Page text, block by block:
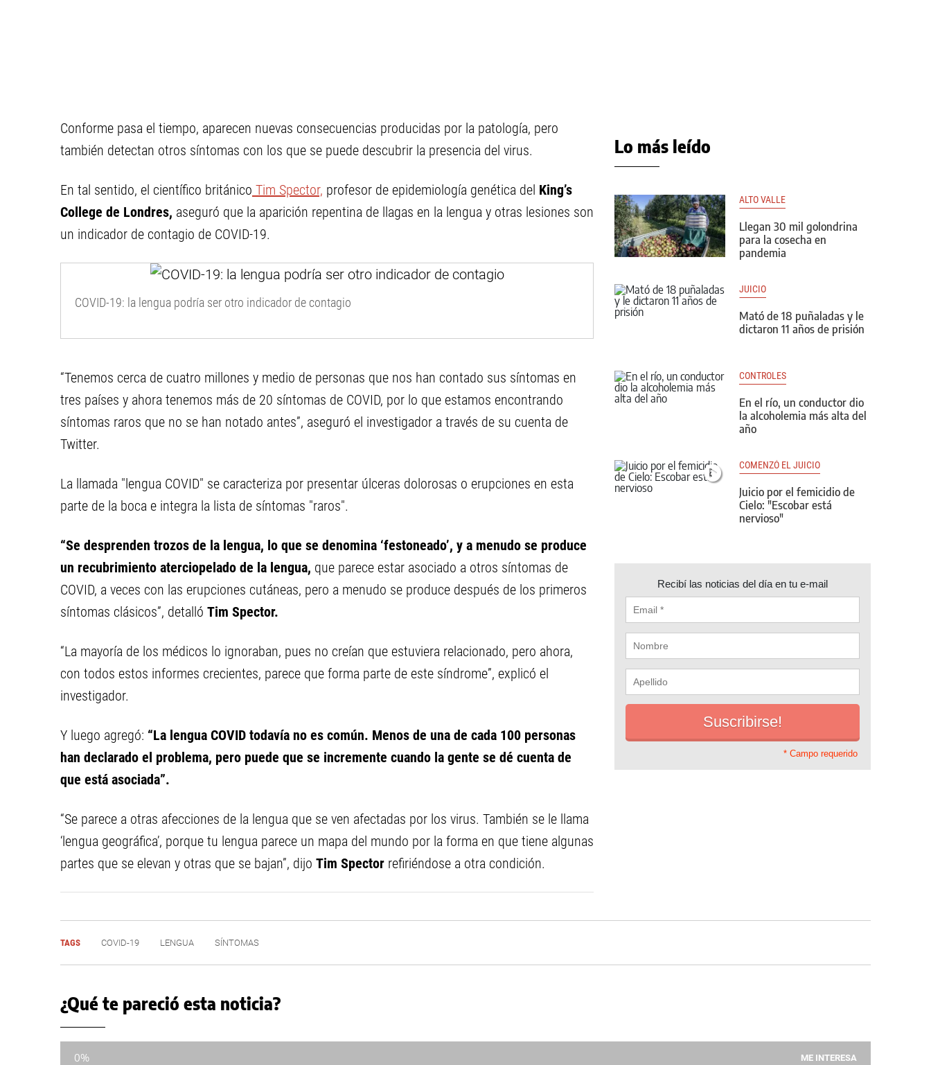
Conforme pasa el tiempo, aparecen nuevas consecuencias producidas por la patología, pero
también detectan otros síntomas con los que se puede descubrir la presencia del virus.
En tal sentido, el científico británico Tim Spector, profesor de epidemiología genética del King’s
College de Londres, aseguró que la aparición repentina de llagas en la lengua y otras lesiones son
un indicador de contagio de COVID-19.
COVID-19: la lengua podría ser otro indicador de contagio
“Tenemos cerca de cuatro millones y medio de personas que nos han contado sus síntomas en
tres países y ahora tenemos más de 20 síntomas de COVID, por lo que estamos encontrando
síntomas raros que no se han notado antes”, aseguró el investigador a través de su cuenta de
Twitter.
La llamada "lengua COVID" se caracteriza por presentar úlceras dolorosas o erupciones en esta
parte de la boca e integra la lista de síntomas "raros".
“Se desprenden trozos de la lengua, lo que se denomina ‘festoneado’, y a menudo se produce
un recubrimiento aterciopelado de la lengua, que parece estar asociado a otros síntomas de
COVID, a veces con las erupciones cutáneas, pero a menudo se produce después de los primeros
síntomas clásicos”, detalló Tim Spector.
“La mayoría de los médicos lo ignoraban, pues no creían que estuviera relacionado, pero ahora,
con todos estos informes crecientes, parece que forma parte de este síndrome”, explicó el
investigador.
Y luego agregó: “La lengua COVID todavía no es común. Menos de una de cada 100 personas
han declarado el problema, pero puede que se incremente cuando la gente se dé cuenta de
que está asociada”.
“Se parece a otras afecciones de la lengua que se ven afectadas por los virus. También se le llama
‘lengua geográfica’, porque tu lengua parece un mapa del mundo por la forma en que tiene algunas
partes que se elevan y otras que se bajan”, dijo Tim Spector refiriéndose a otra condición.
Lo más leído
ALTO VALLE
Llegan 30 mil golondrina
para la cosecha en
pandemia
JUICIO
Mató de 18 puñaladas y le
dictaron 11 años de prisión
CONTROLES
En el río, un conductor dio
la alcoholemia más alta del
año
COMENZÓ EL JUICIO
Juicio por el femicidio de
Cielo: "Escobar está
nervioso"
Recibí las noticias del día en tu e-mail
* Campo requerido
TAGS COVID-19 LENGUA SÍNTOMAS
¿Qué te pareció esta noticia?
0% ME INTERESA